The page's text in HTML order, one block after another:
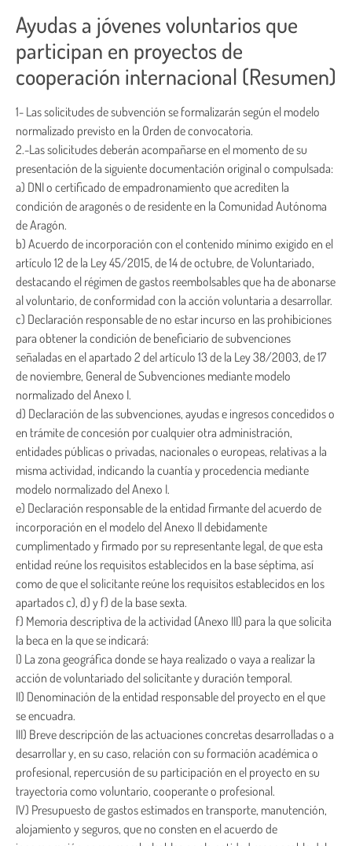
Ayudas a jóvenes voluntarios que
participan en proyectos de
cooperación internacional (Resumen)
1- Las solicitudes de subvención se formalizarán según el modelo
normalizado previsto en la Orden de convocatoria.
2.-Las solicitudes deberán acompañarse en el momento de su
presentación de la siguiente documentación original o compulsada:
a) DNI o certificado de empadronamiento que acrediten la
condición de aragonés o de residente en la Comunidad Autónoma
de Aragón.
b) Acuerdo de incorporación con el contenido mínimo exigido en el
artículo 12 de la Ley 45/2015, de 14 de octubre, de Voluntariado,
destacando el régimen de gastos reembolsables que ha de abonarse
al voluntario, de conformidad con la acción voluntaria a desarrollar.
c) Declaración responsable de no estar incurso en las prohibiciones
para obtener la condición de beneficiario de subvenciones
señaladas en el apartado 2 del artículo 13 de la Ley 38/2003, de 17
de noviembre, General de Subvenciones mediante modelo
normalizado del Anexo I.
d) Declaración de las subvenciones, ayudas e ingresos concedidos o
en trámite de concesión por cualquier otra administración,
entidades públicas o privadas, nacionales o europeas, relativas a la
misma actividad, indicando la cuantía y procedencia mediante
modelo normalizado del Anexo I.
e) Declaración responsable de la entidad firmante del acuerdo de
incorporación en el modelo del Anexo II debidamente
cumplimentado y firmado por su representante legal, de que esta
entidad reúne los requisitos establecidos en la base séptima, así
como de que el solicitante reúne los requisitos establecidos en los
apartados c), d) y f) de la base sexta.
f) Memoria descriptiva de la actividad (Anexo III) para la que solicita
la beca en la que se indicará:
I) La zona geográfica donde se haya realizado o vaya a realizar la
acción de voluntariado del solicitante y duración temporal.
II) Denominación de la entidad responsable del proyecto en el que
se encuadra.
III) Breve descripción de las actuaciones concretas desarrolladas o a
desarrollar y, en su caso, relación con su formación académica o
profesional, repercusión de su participación en el proyecto en su
trayectoria como voluntario, cooperante o profesional.
IV) Presupuesto de gastos estimados en transporte, manutención,
alojamiento y seguros, que no consten en el acuerdo de